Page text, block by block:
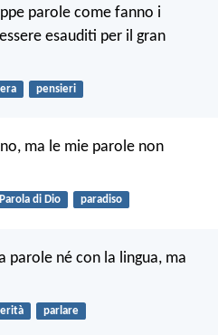
parole come fanno i
esauditi per il gran
pensieri
ma le mie parole non
Parola di Dio paradiso
parole né con la lingua, ma
parlare